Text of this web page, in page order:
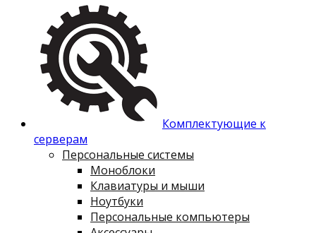
Комплектующие к
серверам
Персональные системы
Моноблоки
Клавиатуры и мыши
Ноутбуки
Персональные компьютеры